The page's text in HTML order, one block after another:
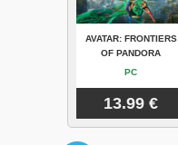
AVATAR: FRONTIERS
OF PANDORA
PC
13.99 €